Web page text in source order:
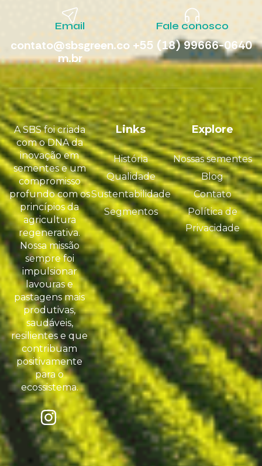
Email
contato@sbsgreen.co
m.br
Fale conosco
+55 (18) 99666-0640
Links
História
Qualidade
Sustentabilidade
Segmentos
Explore
Nossas sementes
Blog
Contato
Política de
Privacidade
A SBS foi criada
com o DNA da
inovação em
sementes e um
compromisso
profundo com os
princípios da
agricultura
regenerativa.
Nossa missão
sempre foi
impulsionar
lavouras e
pastagens mais
produtivas,
saudáveis,
resilientes e que
contribuam
positivamente
para o
ecossistema.